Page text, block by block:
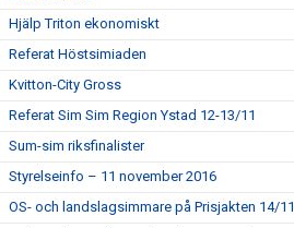
Hjälp Triton ekonomiskt
Referat Höstsimiaden
Kvitton-City Gross
Referat Sim Sim Region Ystad 12-13/11
Sum-sim riksfinalister
Styrelseinfo – 11 november 2016
OS- och landslagsimmare på Prisjakten 14/11